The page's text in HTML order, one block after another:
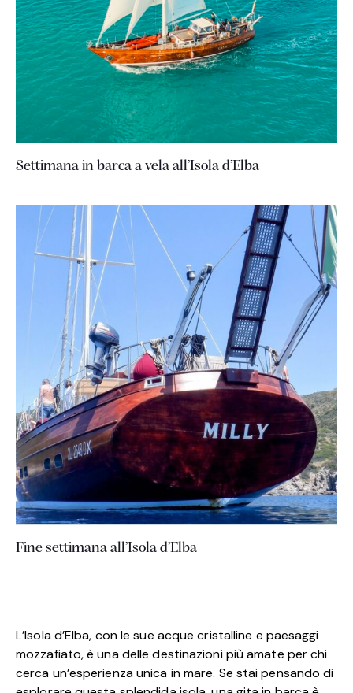
Settimana in barca a vela all’Isola d’Elba
Fine settimana all’Isola d’Elba
L’Isola d’Elba, con le sue acque cristalline e paesaggi
mozzafiato, è una delle destinazioni più amate per chi
cerca un’esperienza unica in mare. Se stai pensando di